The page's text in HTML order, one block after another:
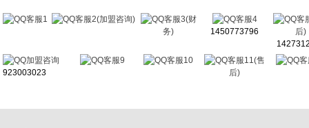
客服1 客服2(加盟咨询)
客服3(财
务)
客服4
1450773796
客
后)
加盟咨询
923003023
客服9 客服10
客服11(售
后)